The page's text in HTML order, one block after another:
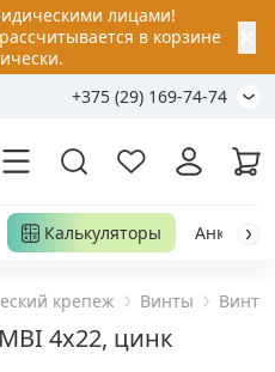
лицами!
в корзине
+375 (29) 169-74-74
Калькуляторы Анкер-
крепеж Винты Винты
4х22, цинк